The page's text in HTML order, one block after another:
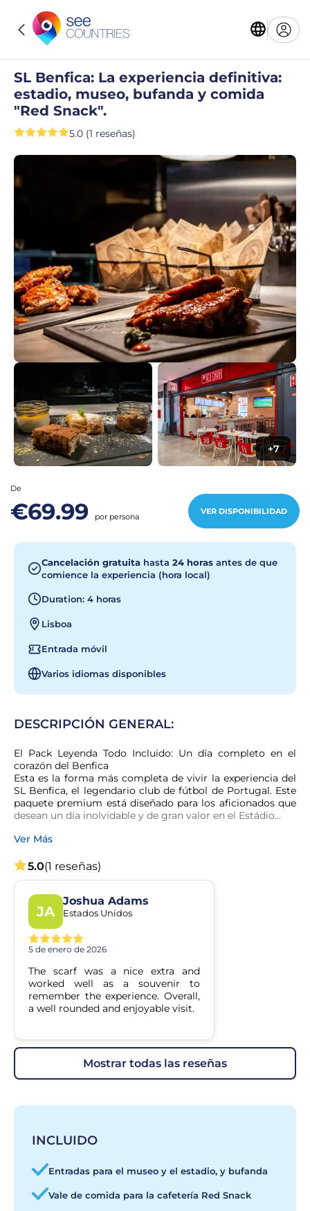
SL Benfica: La experiencia definitiva:
estadio, museo, bufanda y comida
"Red Snack".
5.0 (1 reseñas)
+7
De
€69.99 por persona
VER DISPONIBILIDAD
Cancelación gratuita hasta 24 horas antes de que
comience la experiencia (hora local)
Duration: 4 horas
Lisboa
Entrada móvil
Varios idiomas disponibles
DESCRIPCIÓN GENERAL:
El Pack Leyenda Todo Incluido: Un día completo en el
corazón del Benfica
Esta es la forma más completa de vivir la experiencia del
SL Benfica, el legendario club de fútbol de Portugal. Este
paquete premium está diseñado para los aficionados que
desean un día inolvidable y de gran valor en el Estádio...
Ver Más
5.0(1 reseñas)
JA
Joshua Adams
Estados Unidos
5 de enero de 2026
The scarf was a nice extra and
worked well as a souvenir to
remember the experience. Overall,
a well rounded and enjoyable visit.
mostrar todas las reseñas
INCLUIDO
Entradas para el museo y el estadio, y bufanda
Vale de comida para la cafetería Red Snack